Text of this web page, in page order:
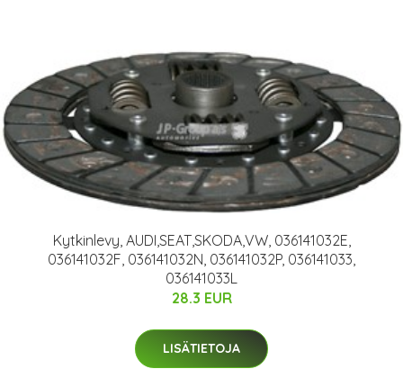
Kytkinlevy, AUDI,SEAT,SKODA,VW, 036141032E,
036141032F, 036141032N, 036141032P, 036141033,
036141033L
28.3 EUR
LISÄTIETOJA